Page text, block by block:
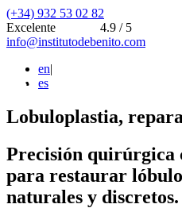
(+34) 932 53 02 82
Excelente
4.9 / 5
info@institutodebenito.com
en|
es
Lobuloplastia,
Precisión quirúrgica
para restaurar
naturales y discretos.